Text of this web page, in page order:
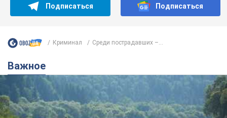
Подписаться Подписаться
Криминал Среди пострадавших –...
Важное